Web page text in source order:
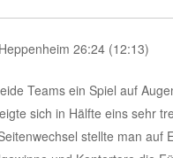
26:24 (12:13)
Teams ein Spiel auf
sich in Hälfte eins sehr
stellte man auf